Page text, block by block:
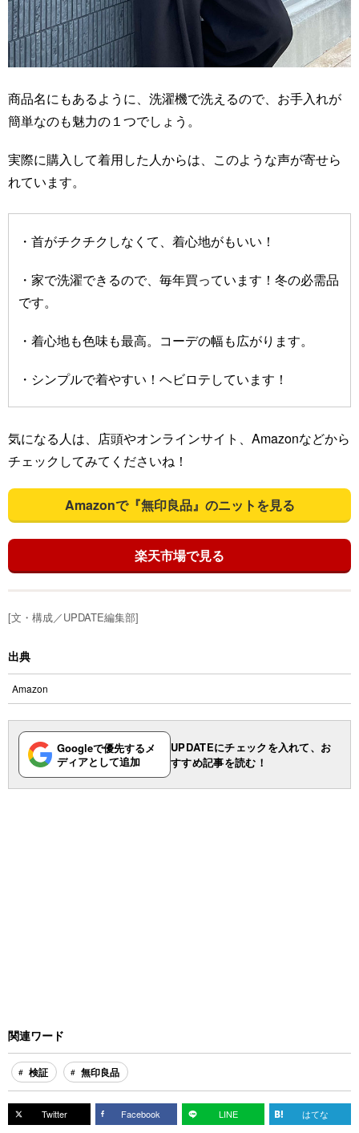
商品名にもあるように、洗濯機で洗えるので、お手入れが
簡単なのも魅力の１つでしょう。
実際に購入して着用した人からは、このような声が寄せら
れています。
・首がチクチクしなくて、着心地がもいい！
・家で洗濯できるので、毎年買っています！冬の必需品
です。
・着心地も色味も最高。コーデの幅も広がります。
・シンプルで着やすい！ヘビロテしています！
気になる人は、店頭やオンラインサイト、Amazonなどから
チェックしてみてくださいね！
Amazonで『無印良品』のニットを見る
楽天市場で見る
[文・構成／UPDATE編集部]
出典
Amazon
Googleで優先するメ
ディアとして追加
UPDATEにチェックを入れて、お
すすめ記事を読む！
関連ワード
検証 無印良品
Twitter Facebook LINE はてな